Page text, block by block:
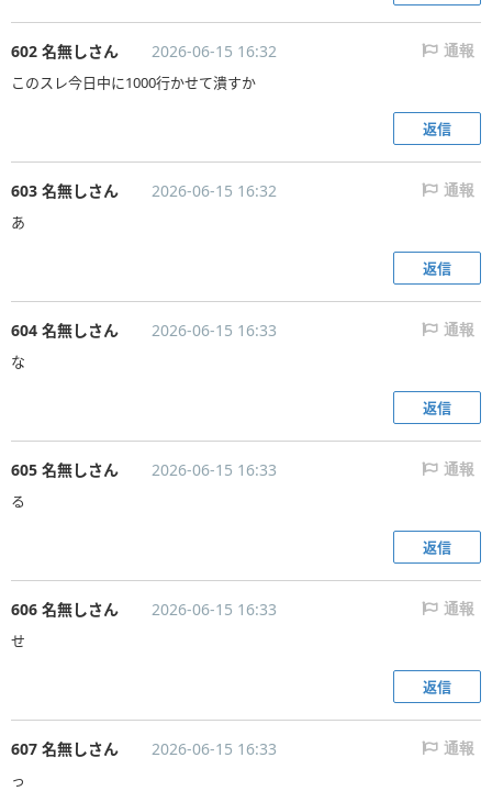
602 名無しさん 2026-06-15 16:32 通報
このスレ今日中に1000行かせて潰すか
返信
603 名無しさん 2026-06-15 16:32 通報
あ
返信
604 名無しさん 2026-06-15 16:33 通報
な
返信
605 名無しさん 2026-06-15 16:33 通報
る
返信
606 名無しさん 2026-06-15 16:33 通報
せ
返信
607 名無しさん 2026-06-15 16:33 通報
っ